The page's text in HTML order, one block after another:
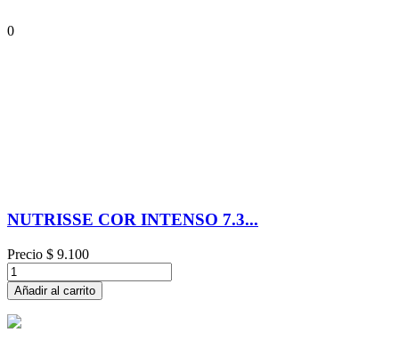
0
NUTRISSE COR INTENSO 7.3...
Precio $ 9.100
Añadir al carrito